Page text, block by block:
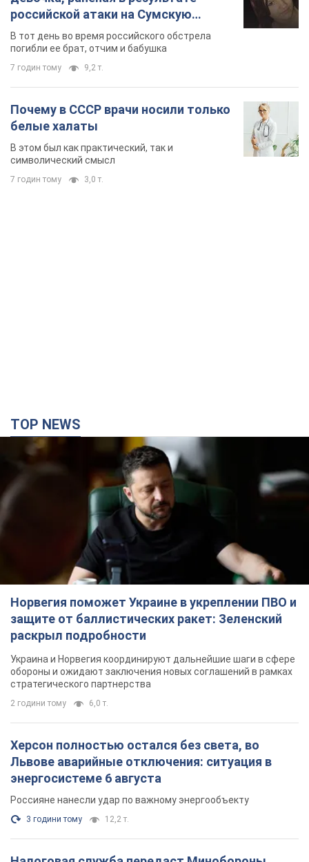
российской атаки на Сумскую
область. Фото
В тот день во время российского обстрела
погибли ее брат, отчим и бабушка
7 годин тому 9,2 т.
Почему в СССР врачи носили только
белые халаты
В этом был как практический, так и
символический смысл
7 годин тому 3,0 т.
TOP NEWS
Норвегия поможет Украине в укреплении ПВО и
защите от баллистических ракет: Зеленский
раскрыл подробности
Украина и Норвегия координируют дальнейшие шаги в сфере
обороны и ожидают заключения новых соглашений в рамках
стратегического партнерства
2 години тому 6,0 т.
Херсон полностью остался без света, во
Львове аварийные отключения: ситуация в
энергосистеме 6 августа
Россияне нанесли удар по важному энергообъекту
3 години тому 12,2 т.